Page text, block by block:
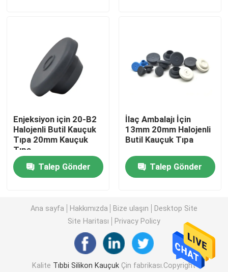
Hakkımızda
Fabrika turu
Bize ulaşın
Teklif isteği
Tıbbi Silikon Kauçuk
Tıbbi Kauçuk Tıpa
Kauçuk Şırınga Pistonu
Enjeksiyon için 20-B2
Halojenli Butil Kauçuk
Tıpa 20mm Kauçuk
Tıpa
Talep Gönder
İlaç Ambalajı İçin
13mm 20mm Halojenli
Butil Kauçuk Tıpa
Talep Gönder
Ana sayfa Hakkımızda Bize ulaşın
Desktop Site
Site Haritası
Privacy Policy
Kalite Tıbbi Silikon Kauçuk Çin fabrikası.Copyright